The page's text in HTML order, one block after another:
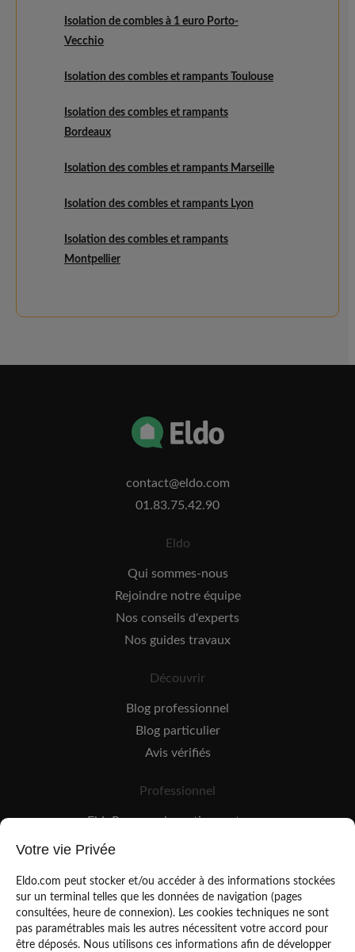
Isolation de combles à 1 euro Porto-
Vecchio
Isolation des combles et rampants Toulouse
Isolation des combles et rampants
Bordeaux
Isolation des combles et rampants Marseille
Isolation des combles et rampants Lyon
Isolation des combles et rampants
Montpellier
contact@eldo.com
01.83.75.42.90
Eldo
Qui sommes-nous
Rejoindre notre équipe
Nos conseils d'experts
Nos guides travaux
Découvrir
Blog professionnel
Blog particulier
Avis vérifiés
Professionnel
EldoPro pour les artisans et pros
EldoNetwork pour les réseaux, marques et industriels
Votre vie Privée
Eldo.com peut stocker et/ou accéder à des informations stockées
sur un terminal telles que les données de navigation (pages
consultées, heure de connexion). Les cookies techniques ne sont
pas paramétrables mais les autres nécessitent votre accord pour
être déposés. Nous utilisons ces informations afin de développer